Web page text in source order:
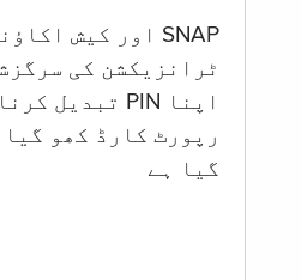
SNAP اور کیش اکاؤنٹ
ٹرانزیکشن کی
اپنا PIN تبدیل کرنا
رپورٹ کارڈ کھو
گيا ہے